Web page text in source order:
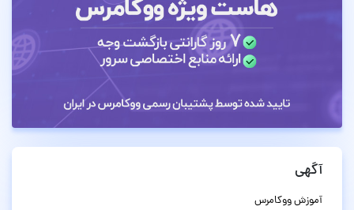
آگهی
آموزش ووکامرس